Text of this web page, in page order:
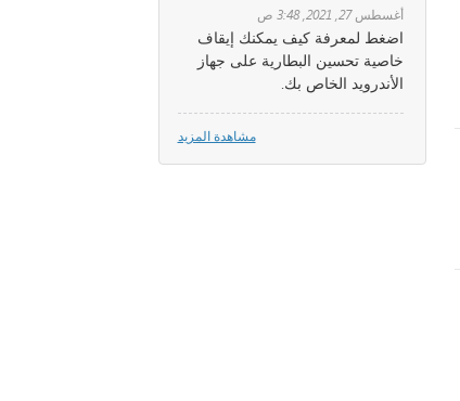
أغسطس 27, 2021, 3:48 ص
اضغط لمعرفة كيف يمكنك إيقاف
خاصية تحسين البطارية على جهاز
الأندرويد الخاص بك.
مشاهدة المزيد